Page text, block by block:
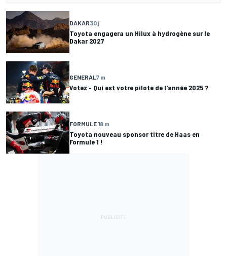
DAKAR30 j
Toyota engagera un Hilux à hydrogène sur le
Dakar 2027
GENERAL7 m
Votez - Qui est votre pilote de l'année 2025 ?
FORMULE 18 m
Toyota nouveau sponsor titre de Haas en
Formule 1 !